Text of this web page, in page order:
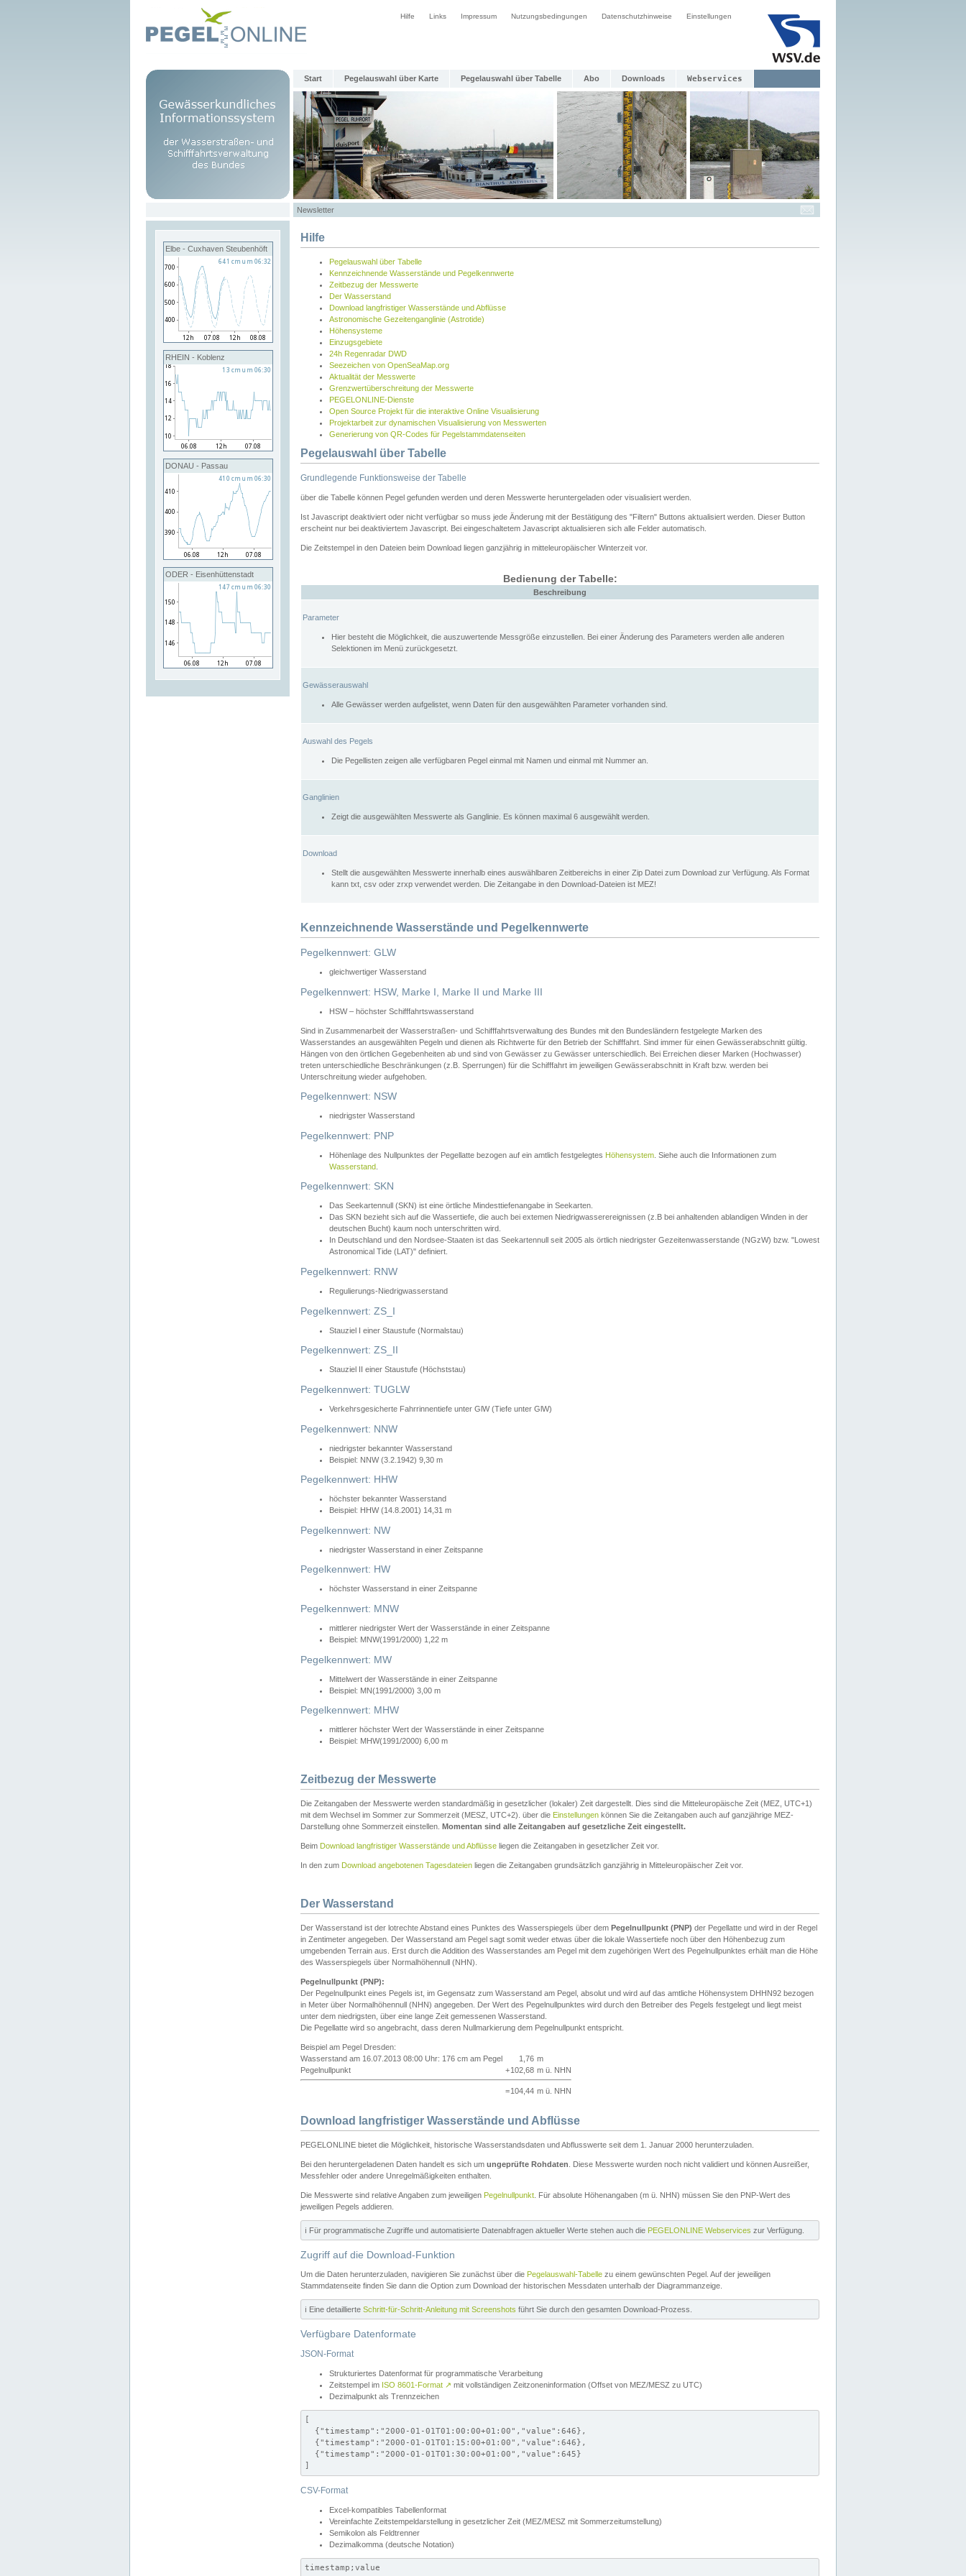
Hilfe Links Impressum Nutzungsbedingungen Datenschutzhinweise Einstellungen
Start Pegelauswahl über Karte Pegelauswahl über Tabelle Abo Downloads Webservices
Newsletter
Elbe - Cuxhaven Steubenhöft
RHEIN - Koblenz
DONAU - Passau
ODER - Eisenhüttenstadt
Hilfe
Pegelauswahl über Tabelle
Kennzeichnende Wasserstände und Pegelkennwerte
Zeitbezug der Messwerte
Der Wasserstand
Download langfristiger Wasserstände und Abflüsse
Astronomische Gezeitenganglinie (Astrotide)
Höhensysteme
Einzugsgebiete
24h Regenradar DWD
Seezeichen von OpenSeaMap.org
Aktualität der Messwerte
Grenzwertüberschreitung der Messwerte
PEGELONLINE-Dienste
Open Source Projekt für die interaktive Online Visualisierung
Projektarbeit zur dynamischen Visualisierung von Messwerten
Generierung von QR-Codes für Pegelstammdatenseiten
Pegelauswahl über Tabelle
Grundlegende Funktionsweise der Tabelle
über die Tabelle können Pegel gefunden werden und deren Messwerte heruntergeladen oder visualisiert werden.
Ist Javascript deaktiviert oder nicht verfügbar so muss jede Änderung mit der Bestätigung des "Filtern" Buttons aktualisiert werden. Dieser Button
erscheint nur bei deaktiviertem Javascript. Bei eingeschaltetem Javascript aktualisieren sich alle Felder automatisch.
Die Zeitstempel in den Dateien beim Download liegen ganzjährig in mitteleuropäischer Winterzeit vor.
Bedienung der Tabelle:
Beschreibung
Parameter
Hier besteht die Möglichkeit, die auszuwertende Messgröße einzustellen. Bei einer Änderung des Parameters werden alle anderen
Selektionen im Menü zurückgesetzt.
Gewässerauswahl
Alle Gewässer werden aufgelistet, wenn Daten für den ausgewählten Parameter vorhanden sind.
Auswahl des Pegels
Die Pegellisten zeigen alle verfügbaren Pegel einmal mit Namen und einmal mit Nummer an.
Ganglinien
Zeigt die ausgewählten Messwerte als Ganglinie. Es können maximal 6 ausgewählt werden.
Download
Stellt die ausgewählten Messwerte innerhalb eines auswählbaren Zeitbereichs in einer Zip Datei zum Download zur Verfügung. Als Format
kann txt, csv oder zrxp verwendet werden. Die Zeitangabe in den Download-Dateien ist MEZ!
Kennzeichnende Wasserstände und Pegelkennwerte
Pegelkennwert: GLW
gleichwertiger Wasserstand
Pegelkennwert: HSW, Marke I, Marke II und Marke III
HSW – höchster Schifffahrtswasserstand
Sind in Zusammenarbeit der Wasserstraßen- und Schifffahrtsverwaltung des Bundes mit den Bundesländern festgelegte Marken des
Wasserstandes an ausgewählten Pegeln und dienen als Richtwerte für den Betrieb der Schifffahrt. Sind immer für einen Gewässerabschnitt gültig.
Hängen von den örtlichen Gegebenheiten ab und sind von Gewässer zu Gewässer unterschiedlich. Bei Erreichen dieser Marken (Hochwasser)
treten unterschiedliche Beschränkungen (z.B. Sperrungen) für die Schifffahrt im jeweiligen Gewässerabschnitt in Kraft bzw. werden bei
Unterschreitung wieder aufgehoben.
Pegelkennwert: NSW
niedrigster Wasserstand
Pegelkennwert: PNP
Höhenlage des Nullpunktes der Pegellatte bezogen auf ein amtlich festgelegtes Höhensystem . Siehe auch die Informationen zum
Wasserstand
Pegelkennwert: SKN
Das Seekartennull (SKN) ist eine örtliche Mindesttiefenangabe in Seekarten.
Das SKN bezieht sich auf die Wassertiefe, die auch bei extemen Niedrigwasserereignissen (z.B bei anhaltenden ablandigen Winden in der
deutschen Bucht) kaum noch unterschritten wird.
In Deutschland und den Nordsee-Staaten ist das Seekartennull seit 2005 als örtlich niedrigster Gezeitenwasserstande (NGzW) bzw. "Lowest
Astronomical Tide (LAT)" definiert.
Pegelkennwert: RNW
Regulierungs-Niedrigwasserstand
Pegelkennwert: ZS_I
Stauziel I einer Staustufe (Normalstau)
Pegelkennwert: ZS_II
Stauziel II einer Staustufe (Höchststau)
Pegelkennwert: TUGLW
Verkehrsgesicherte Fahrrinnentiefe unter GlW (Tiefe unter GlW)
Pegelkennwert: NNW
niedrigster bekannter Wasserstand
Beispiel: NNW (3.2.1942) 9,30 m
Pegelkennwert: HHW
höchster bekannter Wasserstand
Beispiel: HHW (14.8.2001) 14,31 m
Pegelkennwert: NW
niedrigster Wasserstand in einer Zeitspanne
Pegelkennwert: HW
höchster Wasserstand in einer Zeitspanne
Pegelkennwert: MNW
mittlerer niedrigster Wert der Wasserstände in einer Zeitspanne
Beispiel: MNW(1991/2000) 1,22 m
Pegelkennwert: MW
Mittelwert der Wasserstände in einer Zeitspanne
Beispiel: MN(1991/2000) 3,00 m
Pegelkennwert: MHW
mittlerer höchster Wert der Wasserstände in einer Zeitspanne
Beispiel: MHW(1991/2000) 6,00 m
Zeitbezug der Messwerte
Die Zeitangaben der Messwerte werden standardmäßig in gesetzlicher (lokaler) Zeit dargestellt. Dies sind die Mitteleuropäische Zeit (MEZ, UTC+1)
mit dem Wechsel im Sommer zur Sommerzeit (MESZ, UTC+2). über die Einstellungen können Sie die Zeitangaben auch auf ganzjährige MEZ-
Darstellung ohne Sommerzeit einstellen. Momentan sind alle Zeitangaben auf gesetzliche Zeit eingestellt.
Beim Download langfristiger Wasserstände und Abflüsse liegen die Zeitangaben in gesetzlicher Zeit vor.
In den zum Download angebotenen Tagesdateien liegen die Zeitangaben grundsätzlich ganzjährig in Mitteleuropäischer Zeit vor.
Der Wasserstand
Der Wasserstand ist der lotrechte Abstand eines Punktes des Wasserspiegels über dem Pegelnullpunkt (PNP) der Pegellatte und wird in der Regel
in Zentimeter angegeben. Der Wasserstand am Pegel sagt somit weder etwas über die lokale Wassertiefe noch über den Höhenbezug zum
umgebenden Terrain aus. Erst durch die Addition des Wasserstandes am Pegel mit dem zugehörigen Wert des Pegelnullpunktes erhält man die Höhe
des Wasserspiegels über Normalhöhennull (NHN).
Pegelnullpunkt (PNP):
Der Pegelnullpunkt eines Pegels ist, im Gegensatz zum Wasserstand am Pegel, absolut und wird auf das amtliche Höhensystem DHHN92 bezogen
in Meter über Normalhöhennull (NHN) angegeben. Der Wert des Pegelnullpunktes wird durch den Betreiber des Pegels festgelegt und liegt meist
unter dem niedrigsten, über eine lange Zeit gemessenen Wasserstand.
Die Pegellatte wird so angebracht, dass deren Nullmarkierung dem Pegelnullpunkt entspricht.
Beispiel am Pegel Dresden:
Wasserstand am 16.07.2013 08:00 Uhr: 176 cm am Pegel
1,76 m
Pegelnullpunkt
+102,68 m ü. NHN
=104,44 m ü. NHN
Download langfristiger Wasserstände und Abflüsse
PEGELONLINE bietet die Möglichkeit, historische Wasserstandsdaten und Abflusswerte seit dem 1. Januar 2000 herunterzuladen.
Bei den heruntergeladenen Daten handelt es sich um ungeprüfte Rohdaten . Diese Messwerte wurden noch nicht validiert und können Ausreißer,
Messfehler oder andere Unregelmäßigkeiten enthalten.
Die Messwerte sind relative Angaben zum jeweiligen Pegelnullpunkt . Für absolute Höhenangaben (m ü. NHN) müssen Sie den PNP-Wert des
jeweiligen Pegels addieren.
ℹ️ Für programmatische Zugriffe und automatisierte Datenabfragen aktueller Werte stehen auch die PEGELONLINE Webservices zur Verfügung.
Zugriff auf die Download-Funktion
Um die Daten herunterzuladen, navigieren Sie zunächst über die Pegelauswahl-Tabelle zu einem gewünschten Pegel. Auf der jeweiligen
Stammdatenseite finden Sie dann die Option zum Download der historischen Messdaten unterhalb der Diagrammanzeige.
ℹ️ Eine detaillierte Schritt-für-Schritt-Anleitung mit Screenshots führt Sie durch den gesamten Download-Prozess.
Verfügbare Datenformate
JSON-Format
Strukturiertes Datenformat für programmatische Verarbeitung
Zeitstempel im ISO 8601-Format ↗ mit vollständigen Zeitzoneninformation (Offset von MEZ/MESZ zu UTC)
Dezimalpunkt als Trennzeichen
[
  {"timestamp":"2000-01-01T01:00:00+01:00","value":646},
  {"timestamp":"2000-01-01T01:15:00+01:00","value":646},
  {"timestamp":"2000-01-01T01:30:00+01:00","value":645}
]
CSV-Format
Excel-kompatibles Tabellenformat
Vereinfachte Zeitstempeldarstellung in gesetzlicher Zeit (MEZ/MESZ mit Sommerzeitumstellung)
Semikolon als Feldtrenner
Dezimalkomma (deutsche Notation)
timestamp;value